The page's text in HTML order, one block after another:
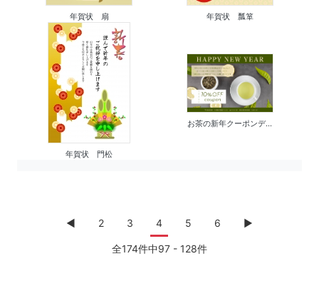
年賀状 扇 年賀状 瓢箪
年賀状 門松
お茶の新年クーポンデ...
◀︎ 2 3 4 5 6 ▶
全174件中97 - 128件